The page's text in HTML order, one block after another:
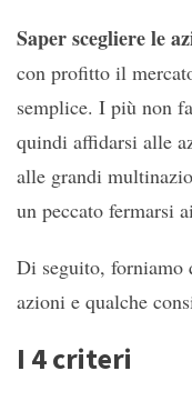
Saper scegliere le
con profitto il
semplice. I più non
quindi affidarsi alle
alle grandi
un peccato fermarsi
Di seguito, forniamo
azioni e qualche
I 4 criteri